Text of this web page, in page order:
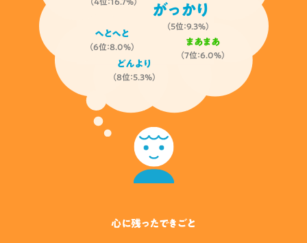
がっかり
（5位：9.3%）
へとへと
（6位：8.0%） まあまあ
（7位：6.0%）
どんより
（8位：5.3%）
心に残ったできごと